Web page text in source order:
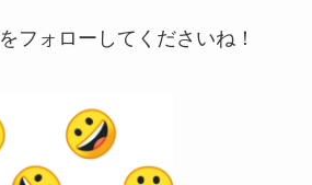
をフォローしてくださいね！